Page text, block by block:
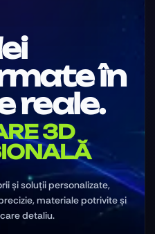
3D
în
reale.
și soluții personalizate,
materiale potrivite și
detaliu.